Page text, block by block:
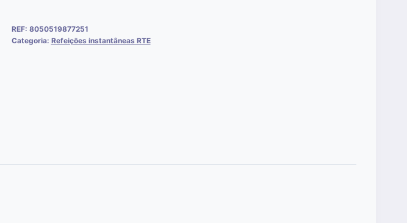
REF: 8050519877251
Categoria: Refeições instantâneas RTE